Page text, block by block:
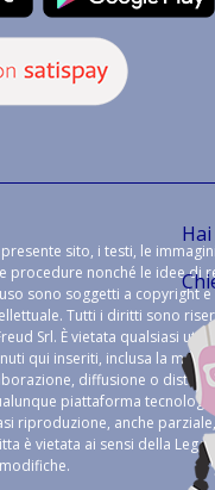
sito, i testi, le
procedure nonché le idee di
sono soggetti a copyright
Tutti i diritti sono
Srl. È vietata qualsiasi
qui inseriti, inclusa la
diffusione o
piattaforma
riproduzione, anche
è vietata ai sensi della